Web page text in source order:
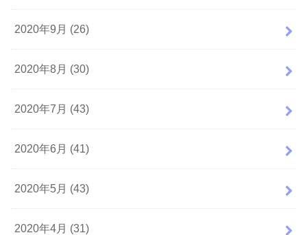
2020年9月 (26)
2020年8月 (30)
2020年7月 (43)
2020年6月 (41)
2020年5月 (43)
2020年4月 (31)